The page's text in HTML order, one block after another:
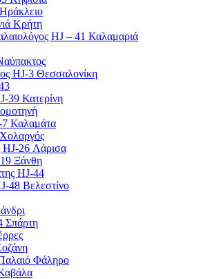
Κρήτη
HJ – 41 Καλαμαριά
HJ-3 Θεσσαλονίκη
39 Κατερίνη
Καλαμάτα
26 Λάρισα
Ξάνθη
HJ-44
48 Βελεστίνο
Σπάρτη
Φάληρο